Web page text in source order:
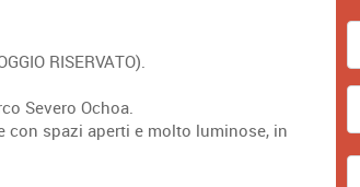
RISERVATO).
Severo Ochoa.
spazi aperti e molto luminose, in